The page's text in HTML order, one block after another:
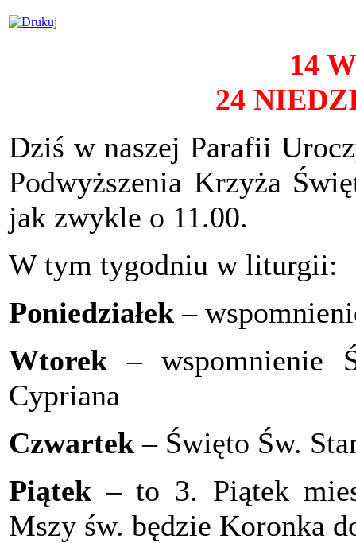
14
24
Dziś w naszej Parafii
Podwyższenia Krzyża
jak zwykle o 11.00.
W tym tygodniu w liturgii:
Poniedziałek –
Wtorek – wspomnienie
Cypriana
Czwartek – Święto Św.
Piątek – to 3. Piątek
Mszy św. będzie Koronka